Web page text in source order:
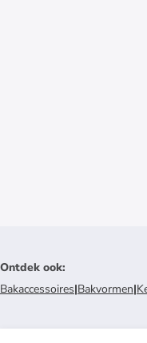
Ontdek ook:
Bakaccessoires|Bakvormen|